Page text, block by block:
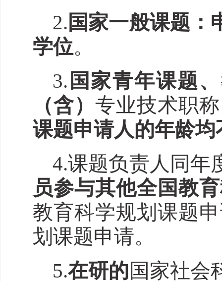
2.国家一般课题：
学位。
3. 国家青年课题
（含）专业技术职
课题申请人的年龄
4.课题负责人同年
员参与其他全国教
教育科学规划课题
划课题申请。
5.在研的国家社会